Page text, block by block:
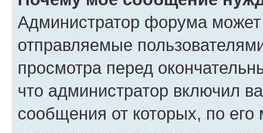
Администратор форума
отправляемые
просмотра перед
что администратор включил
сообщения от которых, по